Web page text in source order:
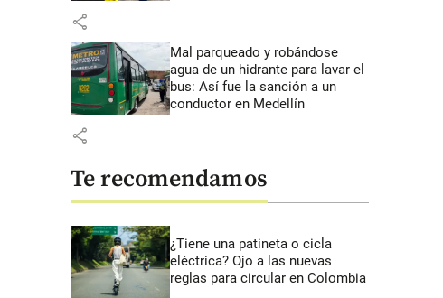
share
Mal parqueado y robándose
agua de un hidrante para lavar el
bus: Así fue la sanción a un
conductor en Medellín
share
Te recomendamos
¿Tiene una patineta o cicla
eléctrica? Ojo a las nuevas
reglas para circular en Colombia